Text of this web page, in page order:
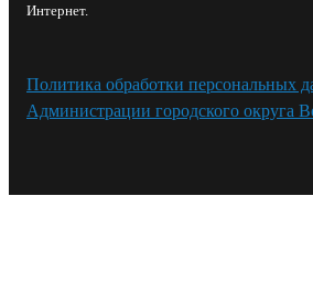
Интернет.
Политика обработки персональных
Администрации городского округа